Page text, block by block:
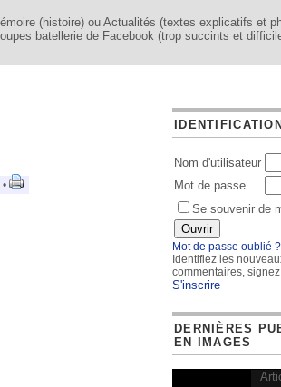
(histoire) ou Actualités (textes explicatifs et
batellerie de Facebook (trop succints et
IDENTIFICATION
Nom d'utilisateur
Mot de passe
Se souvenir de
Mot de passe oublié ?
Identifiez les
commentaires,
S'inscrire
DERNIÈRES
EN IMAGES